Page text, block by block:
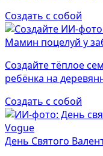
Создать с собой
Мамин поцелуй у
Создайте тёплое
ребёнка на
Создать с собой
День Святого